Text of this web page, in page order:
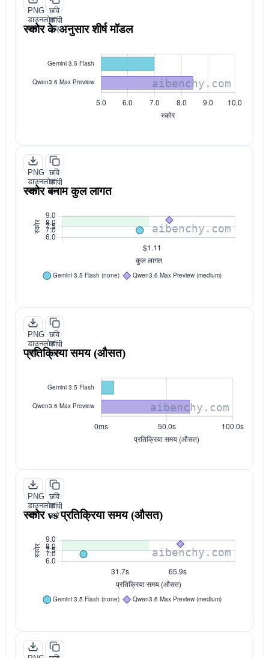
PNG
डाउनलोड
करें
छवि
कॉपी
करें
स्कोर के अनुसार शीर्ष मॉडल
PNG
डाउनलोड
करें
छवि
कॉपी
करें
स्कोर बनाम कुल लागत
PNG
डाउनलोड
करें
छवि
कॉपी
करें
प्रतिक्रिया समय (औसत)
PNG
डाउनलोड
करें
छवि
कॉपी
करें
स्कोर vs प्रतिक्रिया समय (औसत)